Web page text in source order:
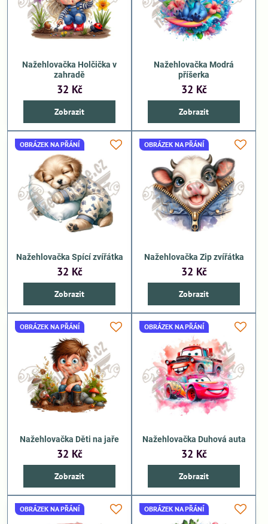
Nažehlovačka Holčička v
zahradě
32 Kč
Zobrazit
Nažehlovačka Modrá
příšerka
32 Kč
Zobrazit
OBRÁZEK NA PŘÁNÍ
Nažehlovačka Spící zvířátka
32 Kč
Zobrazit
OBRÁZEK NA PŘÁNÍ
Nažehlovačka Zip zvířátka
32 Kč
Zobrazit
OBRÁZEK NA PŘÁNÍ
Nažehlovačka Děti na jaře
32 Kč
Zobrazit
OBRÁZEK NA PŘÁNÍ
Nažehlovačka Duhová auta
32 Kč
Zobrazit
OBRÁZEK NA PŘÁNÍ OBRÁZEK NA PŘÁNÍ